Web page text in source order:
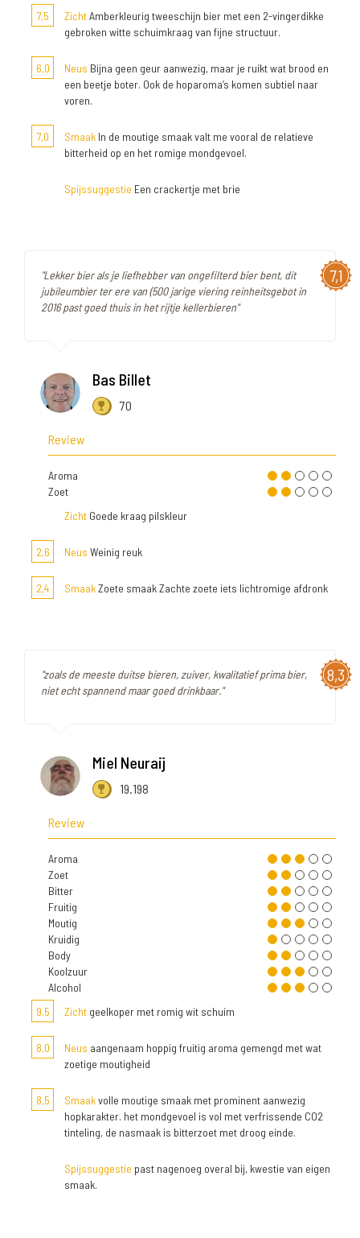
7,5
ZichtAmberkleurig tweeschijn bier met een 2-vingerdikke
gebroken witte schuimkraag van fijne structuur.
6,0 Neus Bijna geen geur aanwezig, maar je ruikt wat brood en
een beetje boter. Ook de hoparoma’s komen subtiel naar
voren.
7,0 Smaak In de moutige smaak valt me vooral de relatieve
bitterheid op en het romige mondgevoel.
Spijssuggestie Een crackertje met brie
7,1
"Lekker bier als je liefhebber van ongefilterd bier bent, dit
jubileumbier ter ere van (500 jarige viering reinheitsgebot in
2016 past goed thuis in het rijtje kellerbieren"
Bas Billet
70
Review
Aroma
Zoet
Zicht Goede kraag pilskleur
2,6 Neus Weinig reuk
2,4 SmaakZoete smaak Zachte zoete iets lichtromige afdronk
8,3
"zoals de meeste duitse bieren, zuiver, kwalitatief prima bier,
niet echt spannend maar goed drinkbaar."
Miel Neuraij
19.198
Review
Aroma
Zoet
Bitter
Fruitig
Moutig
Kruidig
Body
Koolzuur
Alcohol
9,5
Zicht geelkoper met romig wit schuim
8,0 Neus aangenaam hoppig fruitig aroma gemengd met wat
zoetige moutigheid
8,5 Smaakvolle moutige smaak met prominent aanwezig
hopkarakter. het mondgevoel is vol met verfrissende CO2
tinteling, de nasmaak is bitterzoet met droog einde.
Spijssuggestie past nagenoeg overal bij, kwestie van eigen
smaak.